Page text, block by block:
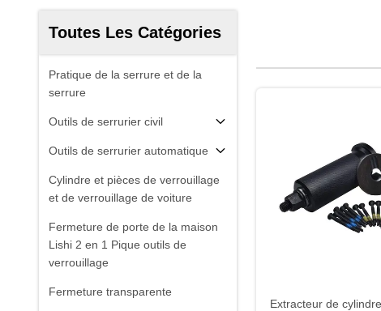
Toutes Les Catégories
Pratique de la serrure et de la
serrure
Outils de serrurier civil
Outils de serrurier automatique
Cylindre et pièces de verrouillage
et de verrouillage de voiture
Fermeture de porte de la maison
Lishi 2 en 1 Pique outils de
verrouillage
Fermeture transparente
Extracteur de